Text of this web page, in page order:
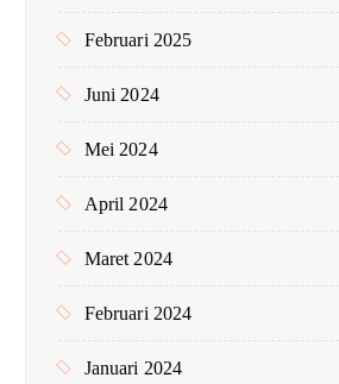
Februari 2025
Juni 2024
Mei 2024
April 2024
Maret 2024
Februari 2024
Januari 2024